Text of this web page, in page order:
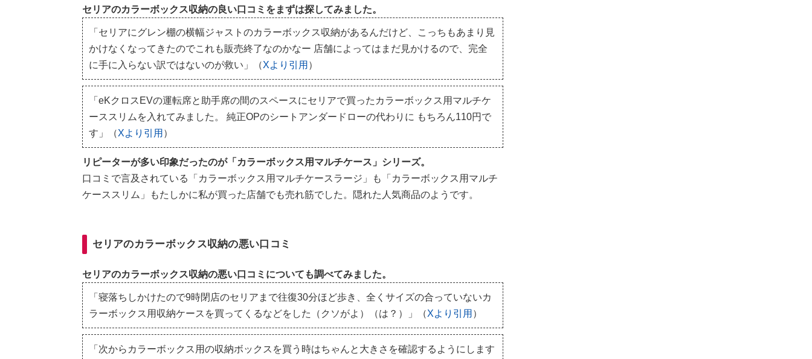
セリアのカラーボックス収納の良い口コミをまずは探してみました。
「セリアにグレン棚の横幅ジャストのカラーボックス収納があるんだけど、こっちもあまり見
かけなくなってきたのでこれも販売終了なのかなー 店舗によってはまだ見かけるので、完全
に手に入らない訳ではないのが救い」（Xより引用 ）
「eKクロスEVの運転席と助手席の間のスペースにセリアで買ったカラーボックス用マルチケ
ーススリムを入れてみました。 純正OPのシートアンダードローの代わりに もちろん110円で
す」（Xより引用 ）
リピーターが多い印象だったのが「カラーボックス用マルチケース」シリーズ。
口コミで言及されている「カラーボックス用マルチケースラージ」も「カラーボックス用マルチ
ケーススリム」もたしかに私が買った店舗でも売れ筋でした。隠れた人気商品のようです。
セリアのカラーボックス収納の悪い口コミ
セリアのカラーボックス収納の悪い口コミについても調べてみました。
「寝落ちしかけたので9時閉店のセリアまで往復30分ほど歩き、全くサイズの合っていないカ
ラーボックス用収納ケースを買ってくるなどをした（クソがよ）（は？）」（Xより引用 ）
「次からカラーボックス用の収納ボックスを買う時はちゃんと大きさを確認するようにします